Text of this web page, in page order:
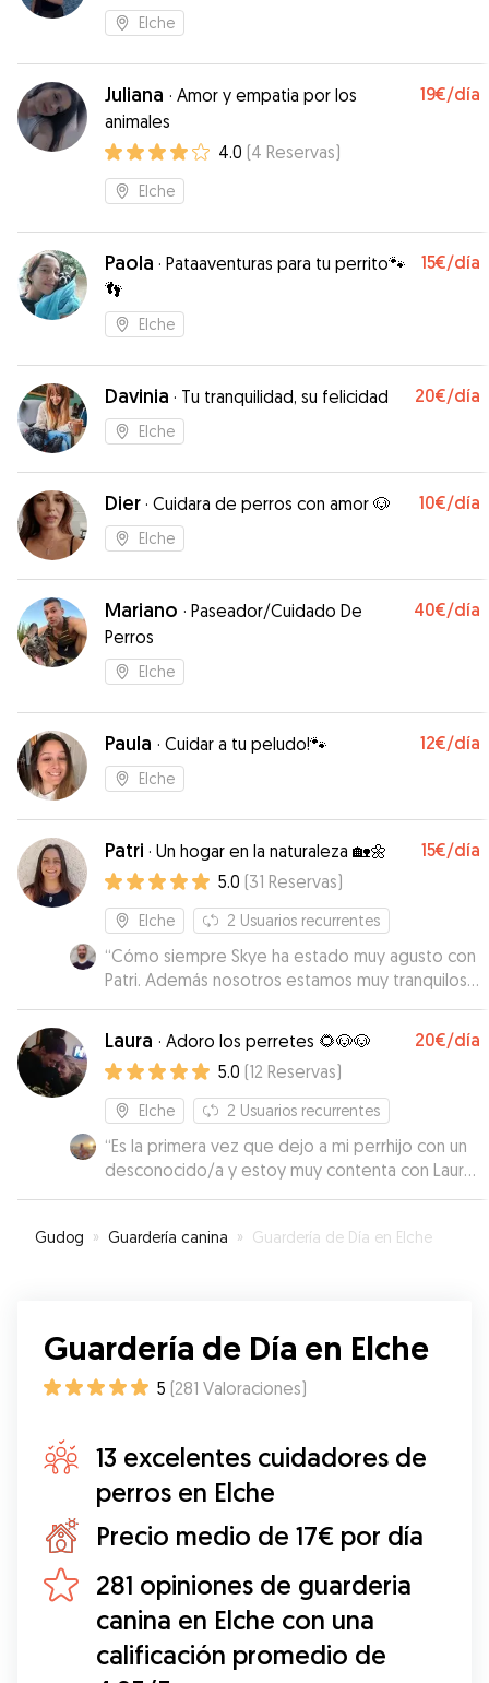
Elche
Juliana · Amor y empatia por los
animales
19€/día
4.0 (4 Reservas)
Elche
Paola · Pataaventuras para tu perrito🐾
👣
15€/día
Elche
Davinia · Tu tranquilidad, su felicidad 20€/día
Elche
Dier · Cuidara de perros con amor 🐶 10€/día
Elche
Mariano · Paseador/Cuidado De
Perros
40€/día
Elche
Paula · Cuidar a tu peludo!🐾 12€/día
Elche
Patri · Un hogar en la naturaleza 🏡🌼 15€/día
5.0 (31 Reservas)
Elche 2 Usuarios recurrentes
“Cómo siempre Skye ha estado muy agusto con
Patri. Además nosotros estamos muy tranquilos
de dejarla con ella por la tranquilidad y
comunicación que presenta. Repetiremos más
veces cuando lo necesitemos.”
Laura · Adoro los perretes 🌻🐶🐶 20€/día
5.0 (12 Reservas)
Elche 2 Usuarios recurrentes
“Es la primera vez que dejo a mi perrhijo con un
desconocido/a y estoy muy contenta con Laura.
Muy simpática, puntual y atenta, me ha
Repetiría sin duda.
Gudog » Guardería canina » Guardería de Día en Elche
Guardería de Día en Elche
5 (281 Valoraciones)
13 excelentes cuidadores de
perros en Elche
Precio medio de 17€ por día
281 opiniones de guarderia
canina en Elche con una
calificación promedio de